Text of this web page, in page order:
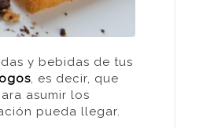
y bebidas de tus
, es decir, que
asumir los
pueda llegar.